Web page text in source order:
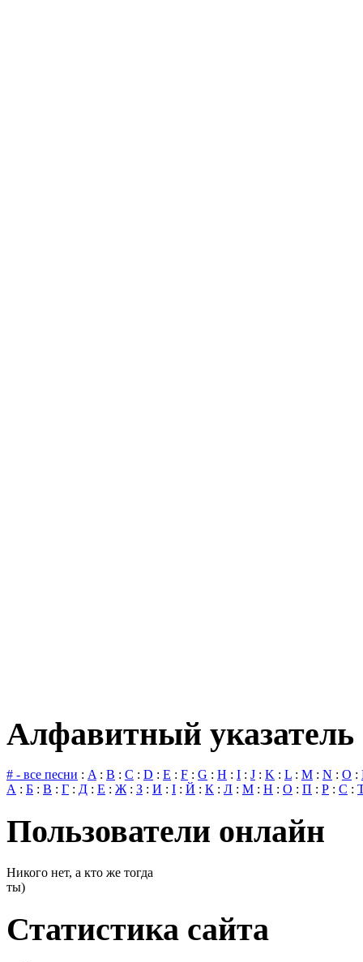
Алфавитный указатель
# - все песни : A: B : C : D : E : F : G : H : I : J : K : L : M : N : O :
А : Б : В : Г : Д : Е : Ж: З : И : І : Й : К : Л : М : Н : О : П : Р : С :
Пользователи онлайн
Никого нет, а кто же тогда
ты)
Статистика сайта